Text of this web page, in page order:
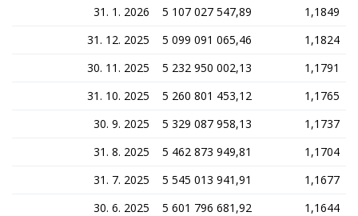
31. 1. 2026
5 107 027 547,89
1,1849
31. 12. 2025
5 099 091 065,46
1,1824
30. 11. 2025
5 232 950 002,13
1,1791
31. 10. 2025
5 260 801 453,12
1,1765
30. 9. 2025
5 329 087 958,13
1,1737
31. 8. 2025
5 462 873 949,81
1,1704
31. 7. 2025
5 545 013 941,91
1,1677
30. 6. 2025
5 601 796 681,92
1,1644